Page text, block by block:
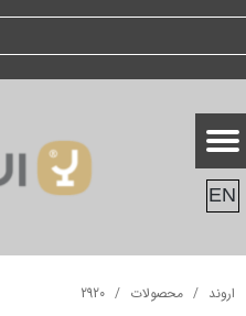
EN
اروند محصولات 2920